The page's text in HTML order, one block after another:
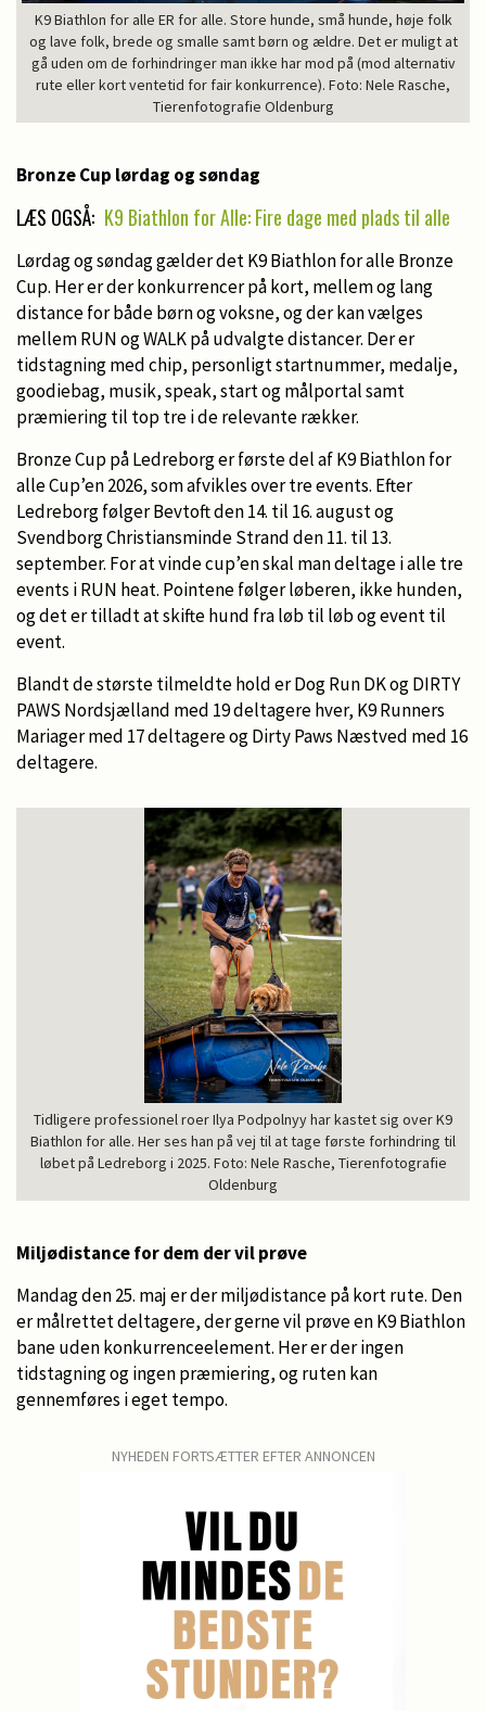
K9 Biathlon for alle ER for alle. Store hunde, små hunde, høje folk
og lave folk, brede og smalle samt børn og ældre. Det er muligt at
gå uden om de forhindringer man ikke har mod på (mod alternativ
rute eller kort ventetid for fair konkurrence). Foto: Nele Rasche,
Tierenfotografie Oldenburg
Bronze Cup lørdag og søndag
LÆS OGSÅ: K9 Biathlon for Alle: Fire dage med plads til alle
Lørdag og søndag gælder det K9 Biathlon for alle Bronze
Cup. Her er der konkurrencer på kort, mellem og lang
distance for både børn og voksne, og der kan vælges
mellem RUN og WALK på udvalgte distancer. Der er
tidstagning med chip, personligt startnummer, medalje,
goodiebag, musik, speak, start og målportal samt
præmiering til top tre i de relevante rækker.
Bronze Cup på Ledreborg er første del af K9 Biathlon for
alle Cup’en 2026, som afvikles over tre events. Efter
Ledreborg følger Bevtoft den 14. til 16. august og
Svendborg Christiansminde Strand den 11. til 13.
september. For at vinde cup’en skal man deltage i alle tre
events i RUN heat. Pointene følger løberen, ikke hunden,
og det er tilladt at skifte hund fra løb til løb og event til
event.
Blandt de største tilmeldte hold er Dog Run DK og DIRTY
PAWS Nordsjælland med 19 deltagere hver, K9 Runners
Mariager med 17 deltagere og Dirty Paws Næstved med 16
deltagere.
Tidligere professionel roer Ilya Podpolnyy har kastet sig over K9
Biathlon for alle. Her ses han på vej til at tage første forhindring til
løbet på Ledreborg i 2025. Foto: Nele Rasche, Tierenfotografie
Oldenburg
Miljødistance for dem der vil prøve
Mandag den 25. maj er der miljødistance på kort rute. Den
er målrettet deltagere, der gerne vil prøve en K9 Biathlon
bane uden konkurrenceelement. Her er der ingen
tidstagning og ingen præmiering, og ruten kan
gennemføres i eget tempo.
NYHEDEN FORTSÆTTER EFTER ANNONCEN